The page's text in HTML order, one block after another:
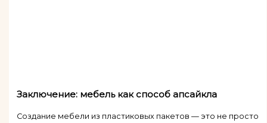
Заключение: мебель как способ апсайкла
Создание мебели из пластиковых пакетов — это не просто